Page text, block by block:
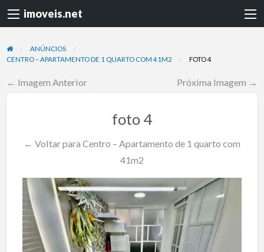
imoveis.net
ANÚNCIOS
CENTRO – APARTAMENTO DE 1 QUARTO COM 41M2
FOTO 4
← Imagem Anterior Próxima Imagem →
foto 4
← Voltar para Centro – Apartamento de 1 quarto com
41m2